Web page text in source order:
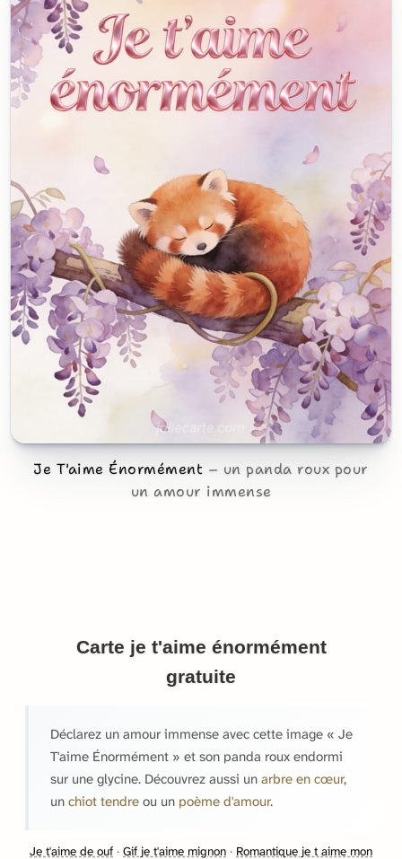
Je T'aime Énormément
un panda roux pour
un amour immense
Carte je t'aime énormément
gratuite
Déclarez un amour immense avec cette image « Je
T'aime Énormément » et son panda roux endormi
sur une glycine. Découvrez aussi un arbre en cœur,
un chiot tendre ou un poème d'amour.
Je t'aime de ouf · Gif je t'aime mignon · Romantique je t aime mon